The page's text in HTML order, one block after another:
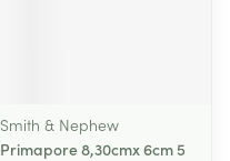
Smith & Nephew
Primapore 8,30cmx 6cm 5